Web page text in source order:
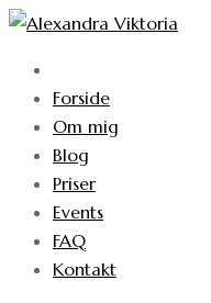
Forside
Om mig
Blog
Priser
Events
FAQ
Kontakt